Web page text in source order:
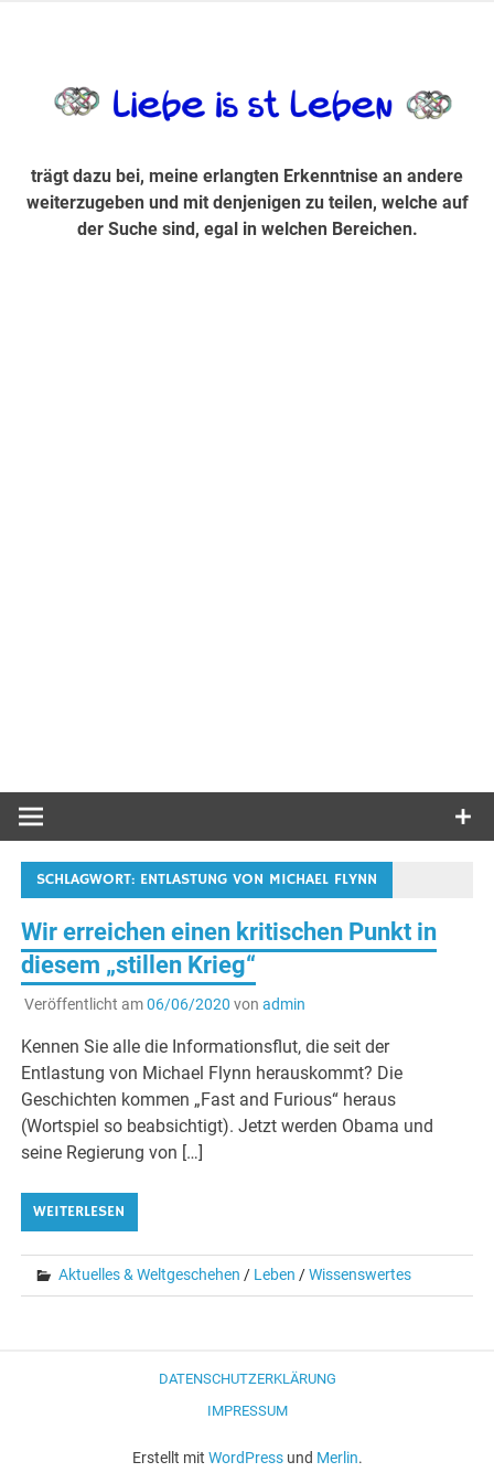
Suche sind, egal in welchen Bereichen.
trägt dazu bei, meine erlangten Erkenntnise an andere
weiterzugeben und mit denjenigen zu teilen, welche auf
der Suche sind, egal in welchen Bereichen.
SCHLAGWORT: ENTLASTUNG VON MICHAEL FLYNN
Wir erreichen einen kritischen Punkt in
diesem „stillen Krieg“
Veröffentlicht am06/06/2020 von admin
Kennen Sie alle die Informationsflut, die seit der
Entlastung von Michael Flynn herauskommt? Die
Geschichten kommen „Fast and Furious“ heraus
(Wortspiel so beabsichtigt). Jetzt werden Obama und
seine Regierung von […]
WEITERLESEN
Aktuelles & Weltgeschehen / Leben /Wissenswertes
DATENSCHUTZERKLÄRUNG
IMPRESSUM
Erstellt mit WordPressund Merlin.